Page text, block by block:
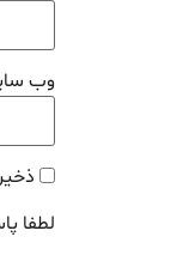
وب‌
لطفا